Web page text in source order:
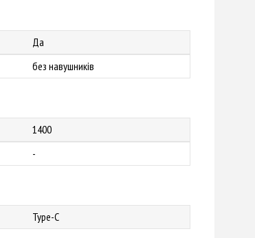
Да
без навушників
1400
-
Type-C